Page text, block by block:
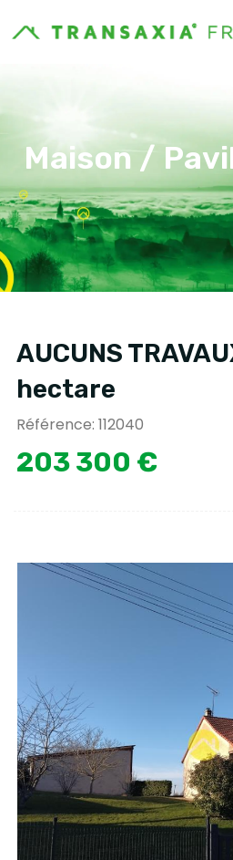
Maison /
AUCUNS
hectare
Référence: 112040
203 300 €